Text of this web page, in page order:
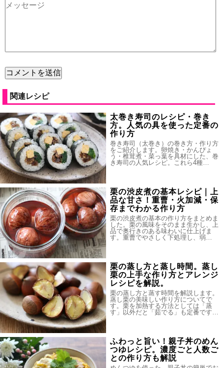
関連レシピ
太巻き寿司のレシピ・巻き
方。人気の具を使った定番の
作り方
巻き寿司（太巻き）の巻き方・作り方
をご紹介します。卵焼き・かんぴょ
う・椎茸煮・菜っ葉を具材にした、巻
き寿司の人気レシピ。これら4種…
栗の渋皮煮の基本レシピ｜上
品な甘さ！重曹・火加減・保
存までわかる作り方
栗の渋皮煮の基本の作り方をまとめま
した。栗の風味をそのまま生かし、上
品で奥行きのある味わいに仕上げま
す。重曹でやさしく下処理し、弱…
栗の蒸し方と蒸し時間。蒸し
栗の上手な作り方とアレンジ
レシピを解説。
栗の蒸し方と蒸す時間を解説します。
蒸し栗の美味しい作り方についてで
す。栗を加熱する方法としては「蒸
す」以外だと「茹でる」も定番です…
ふわっと旨い！親子丼のめん
つゆレシピ。濃度ごと人数ご
との作り方も解説